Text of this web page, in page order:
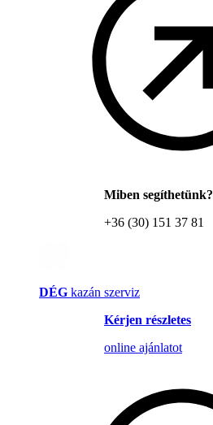
Miben segíthetünk?
+36 (30) 151 37 81
DÉG kazán szerviz
Kérjen részletes
online ajánlatot